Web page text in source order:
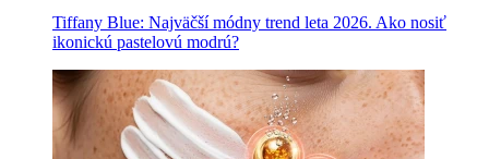
Tiffany Blue: Najväčší módny trend leta 2026. Ako nosiť
ikonickú pastelovú modrú?